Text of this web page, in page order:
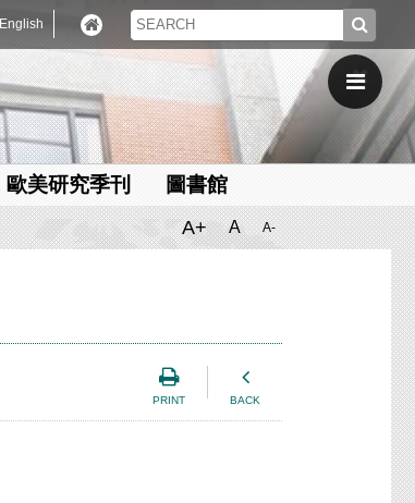
English
歐美研究季刊 圖書館
A+ A A-
PRINT BACK